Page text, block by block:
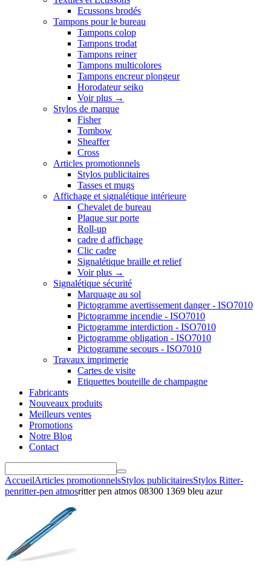
Ecussons brodés
Tampons pour le bureau
Tampons colop
Tampons trodat
Tampons reiner
Tampons multicolores
Tampons encreur plongeur
Horodateur seiko
Voir plus →
Stylos de marque
Fisher
Tombow
Sheaffer
Cross
Articles promotionnels
Stylos publicitaires
Tasses et mugs
Affichage et signalétique intérieure
Chevalet de bureau
Plaque sur porte
Roll-up
cadre d affichage
Clic cadre
Signalétique braille et relief
Voir plus →
Signalétique sécurité
Marquage au sol
Pictogramme avertissement danger - ISO7010
Pictogramme incendie - ISO7010
Pictogramme interdiction - ISO7010
Pictogramme obligation - ISO7010
Pictogramme secours - ISO7010
Travaux imprimerie
Cartes de visite
Etiquettes bouteille de champagne
Fabricants
Nouveaux produits
Meilleurs ventes
Promotions
Notre Blog
Contact
AccueilArticles promotionnelsStylos publicitairesStylos Ritter-
penritter-pen atmosritter pen atmos 08300 1369 bleu azur